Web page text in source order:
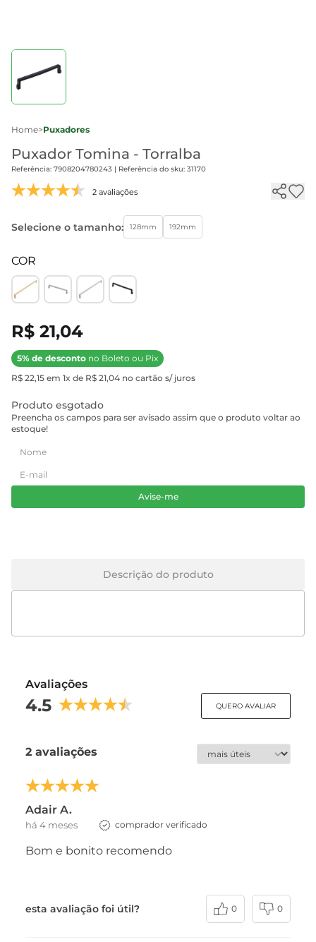
Home>Puxadores
Puxador Tomina - Torralba
Referência: 7908204780243 | Referência do sku: 31170
2 avaliações
Selecione o tamanho: 128mm 192mm
COR
R$ 21,04
5% de desconto no Boleto ou Pix
R$ 22,15 em 1x de R$ 21,04 no cartão s/ juros
Produto esgotado
Preencha os campos para ser avisado assim que o produto voltar ao
estoque!
Avise-me
Descrição do produto
Avaliações
4.5 QUERO AVALIAR
2 avaliações
Adair A.
há 4 meses comprador verificado
Bom e bonito recomendo
esta avaliação foi útil? 0 0